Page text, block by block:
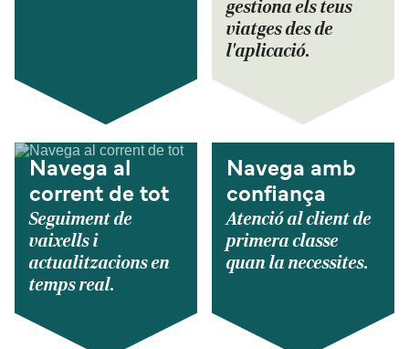
gestiona els teus
viatges des de
l'aplicació.
Navega al
corrent de tot
Seguiment de
vaixells i
actualitzacions en
temps real.
Navega amb
confiança
Atenció al client de
primera classe
quan la necessites.